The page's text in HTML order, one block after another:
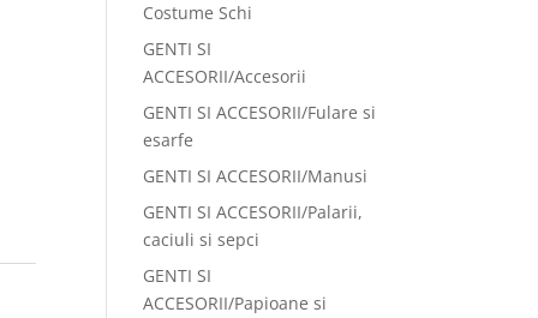
Costume Schi
GENTI SI
ACCESORII/Accesorii
GENTI SI ACCESORII/Fulare si
esarfe
GENTI SI ACCESORII/Manusi
GENTI SI ACCESORII/Palarii,
caciuli si sepci
GENTI SI
ACCESORII/Papioane si